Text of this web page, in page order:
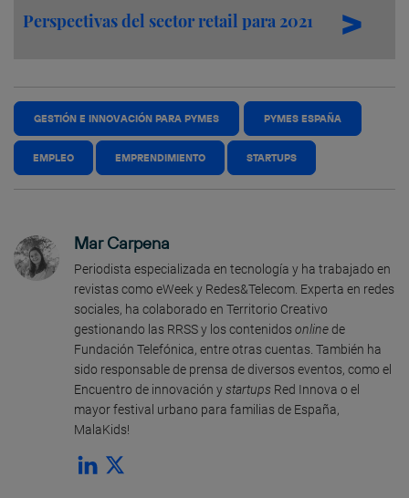
Perspectivas del sector retail para 2021
GESTIÓN E INNOVACIÓN PARA PYMES PYMES ESPAÑA
EMPLEO EMPRENDIMIENTO STARTUPS
Mar Carpena
Periodista especializada en tecnología y ha trabajado en
revistas como eWeek y Redes&Telecom. Experta en redes
sociales, ha colaborado en Territorio Creativo
gestionando las RRSS y los contenidosonlinede
Fundación Telefónica, entre otras cuentas. También ha
sido responsable de prensa de diversos eventos, como el
Encuentro de innovación ystartups Red Innova o el
mayor festival urbano para familias de España,
MalaKids!